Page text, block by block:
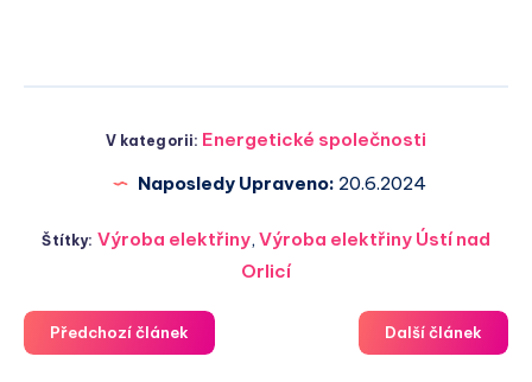
V kategorii: Energetické společnosti
Naposledy Upraveno: 20.6.2024
Štítky: Výroba elektřiny, Výroba elektřiny Ústí nad
Orlicí
Předchozí článek Další článek